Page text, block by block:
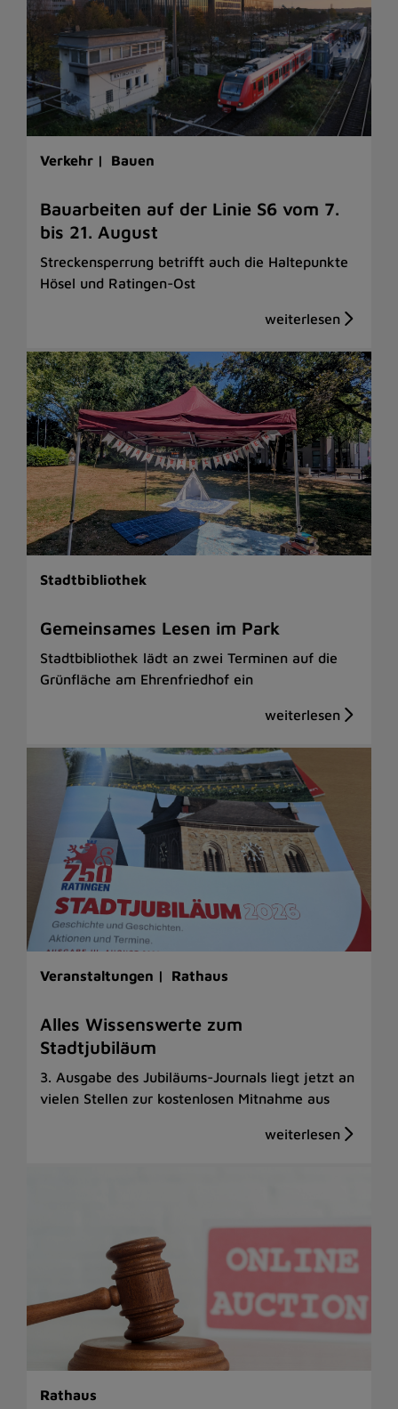
Verkehr | Bauen
Bauarbeiten auf der Linie S6 vom 7.
bis 21. August
Streckensperrung betrifft auch die Haltepunkte
Hösel und Ratingen-Ost
Stadtbibliothek
Gemeinsames Lesen im Park
Stadtbibliothek lädt an zwei Terminen auf die
Grünfläche am Ehrenfriedhof ein
Veranstaltungen | Rathaus
Alles Wissenswerte zum
Stadtjubiläum
3. Ausgabe des Jubiläums-Journals liegt jetzt an
vielen Stellen zur kostenlosen Mitnahme aus
Rathaus